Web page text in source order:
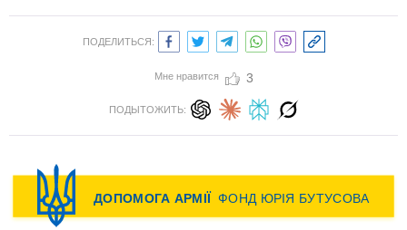
ПОДЕЛИТЬСЯ:
Мне нравится 3
ПОДЫТОЖИТЬ: